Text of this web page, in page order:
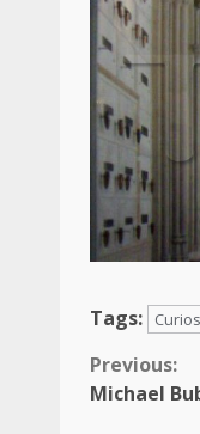
Tags:
Previous:
Michael